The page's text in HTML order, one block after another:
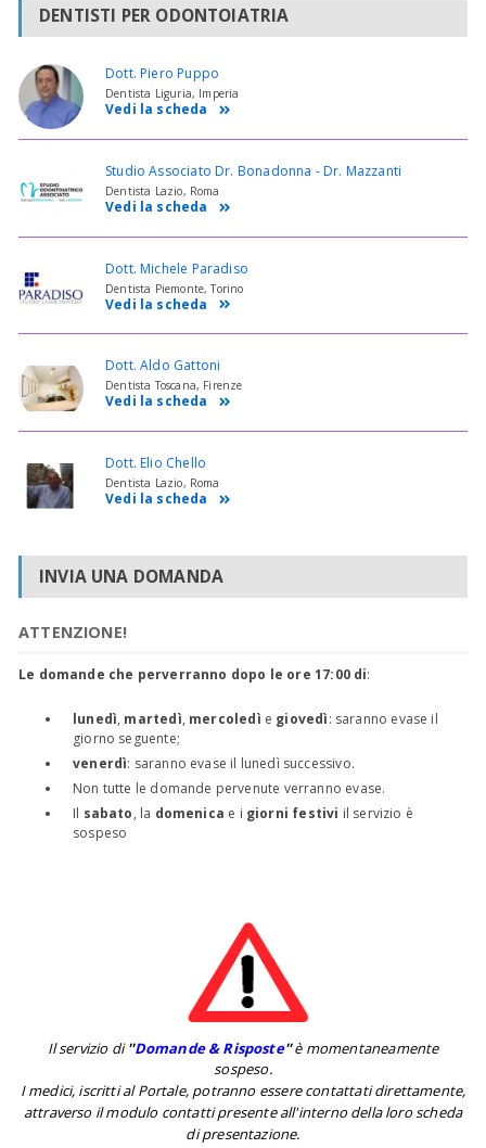
DENTISTI PER ODONTOIATRIA
Dott. Piero Puppo
Dentista Liguria, Imperia
Vedi la scheda
Studio Associato Dr. Bonadonna - Dr. Mazzanti
Dentista Lazio, Roma
Vedi la scheda
Dott. Michele Paradiso
Dentista Piemonte, Torino
Vedi la scheda
Dott. Aldo Gattoni
Dentista Toscana, Firenze
Vedi la scheda
Dott. Elio Chello
Dentista Lazio, Roma
Vedi la scheda
INVIA UNA DOMANDA
ATTENZIONE!
Le domande che perverranno dopo le ore 17:00 di:
lunedì, martedì, mercoledì e giovedì: saranno evase il
giorno seguente;
venerdì: saranno evase il lunedì successivo.
Non tutte le domande pervenute verranno evase.
Il sabato, la domenica e i giorni festivi il servizio è
sospeso
Il servizio di''Domande & Risposte''è momentaneamente
sospeso.
I medici, iscritti al Portale, potranno essere contattati direttamente,
attraverso il modulo contatti presente all'interno della loro scheda
di presentazione.